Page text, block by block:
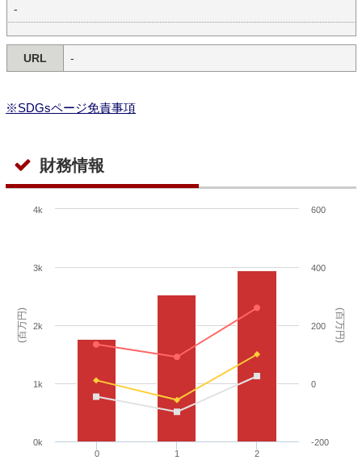
-
URL -
※SDGsページ免責事項
財務情報
(百万円) (百万円)
0 1 2
0k
1k
2k
3k
4k
-200
0
200
400
600